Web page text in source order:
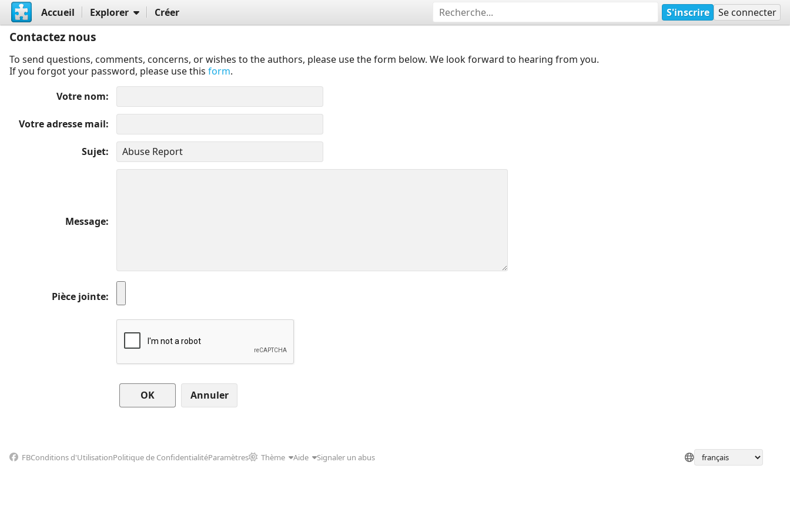
Accueil Explorer Créer S'inscrire Se connecter
Contactez nous
To send questions, comments, concerns, or wishes to the authors, please use the form below. We look forward to hearing from you.
If you forgot your password, please use this form.
Votre nom
Votre adresse mail
Sujet
Message
Pièce jointe
Annuler
FBConditions d'UtilisationPolitique de ConfidentialitéParamètres Thème Aide Signaler un abus